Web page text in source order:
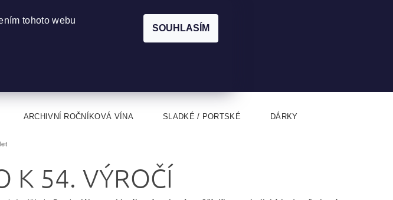
ARCHIVNÍ ROČNÍKOVÁ VÍNA SLADKÉ / PORTSKÉ DÁRKY
K 54. VÝROČÍ
tohoto webu
SOUHLASÍM